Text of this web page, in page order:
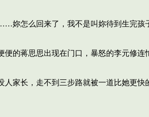
怎么回来了，我不是叫妳待到生完孩
的蒋思思出现在门口，暴怒的李元修连
家长，走不到三步路就被一道比她更快